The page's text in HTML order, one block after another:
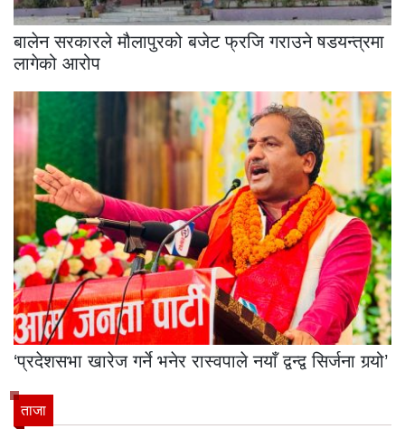
बालेन सरकारले मौलापुरको बजेट फ्रजि गराउने षडयन्त्रमा
लागेको आरोप
‘प्रदेशसभा खारेज गर्ने भनेर रास्वपाले नयाँ द्वन्द्व सिर्जना गर्‍यो’
ताजा